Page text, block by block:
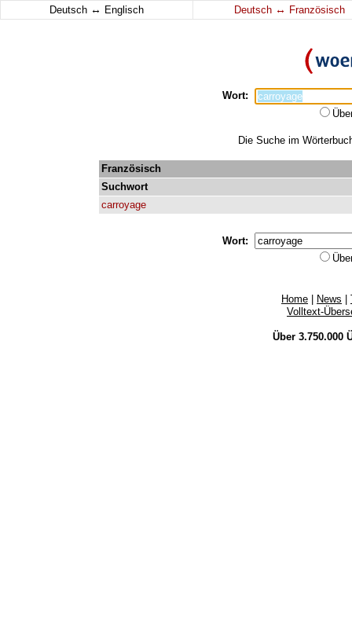
Deutsch ↔ Englisch Deutsch ↔ Französisch
Wort:
Die Suche im
Französisch
Suchwort
carroyage
Wort:
Home News
Volltext-
Über 3.750.000